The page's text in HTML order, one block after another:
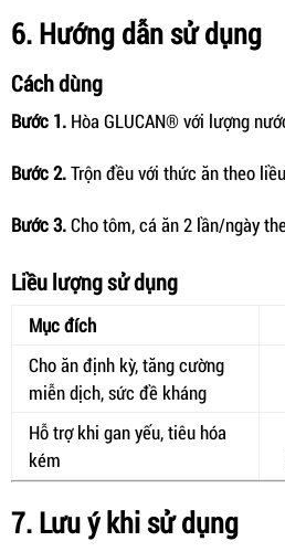
6. Hướng dẫn sử dụng
Cách dùng
Bước 1. Hòa GLUCAN® với lượng
Bước 2.Trộn đều với thức ăn theo
Bước 3.Cho tôm, cá ăn 2 lần/ngày
Liều lượng sử dụng
Mục đích
Cho ăn định kỳ, tăng cường
miễn dịch, sức đề kháng
Hỗ trợ khi gan yếu, tiêu hóa
kém
7. Lưu ý khi sử dụng